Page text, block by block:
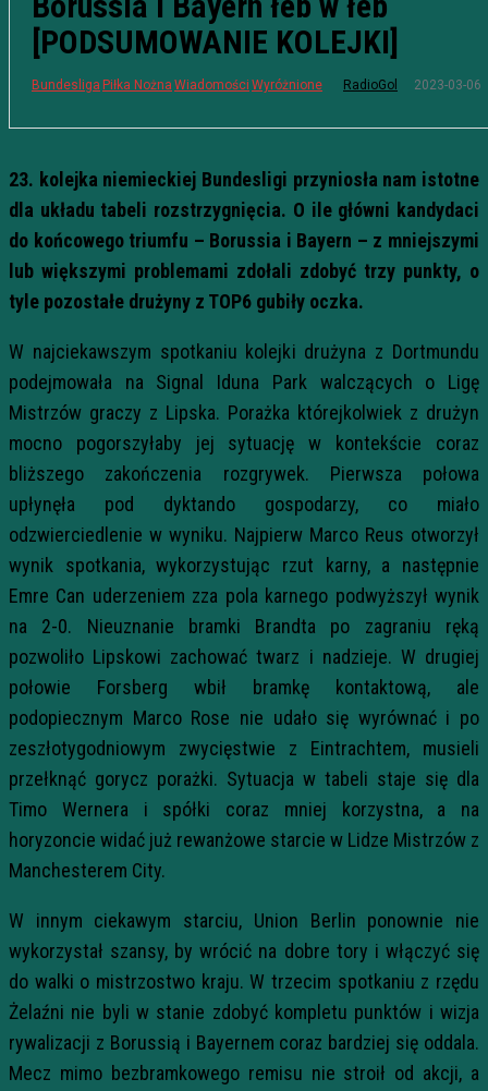
[PODSUMOWANIE KOLEJKI]
Bundesliga Piłka Nożna Wiadomości Wyróżnione RadioGol 2023-03-06
23. kolejka niemieckiej Bundesligi przyniosła nam istotne
dla układu tabeli rozstrzygnięcia. O ile główni kandydaci
do końcowego triumfu – Borussia i Bayern – z mniejszymi
lub większymi problemami zdołali zdobyć trzy punkty, o
tyle pozostałe drużyny z TOP6 gubiły oczka.
W najciekawszym spotkaniu kolejki drużyna z Dortmundu
podejmowała na Signal Iduna Park walczących o Ligę
Mistrzów graczy z Lipska. Porażka którejkolwiek z drużyn
mocno pogorszyłaby jej sytuację w kontekście coraz
bliższego zakończenia rozgrywek. Pierwsza połowa
upłynęła pod dyktando gospodarzy, co miało
odzwierciedlenie w wyniku. Najpierw Marco Reus otworzył
wynik spotkania, wykorzystując rzut karny, a następnie
Emre Can uderzeniem zza pola karnego podwyższył wynik
na 2-0. Nieuznanie bramki Brandta po zagraniu ręką
pozwoliło Lipskowi zachować twarz i nadzieje. W drugiej
połowie Forsberg wbił bramkę kontaktową, ale
podopiecznym Marco Rose nie udało się wyrównać i po
zeszłotygodniowym zwycięstwie z Eintrachtem, musieli
przełknąć gorycz porażki. Sytuacja w tabeli staje się dla
Timo Wernera i spółki coraz mniej korzystna, a na
horyzoncie widać już rewanżowe starcie w Lidze Mistrzów z
Manchesterem City.
W innym ciekawym starciu, Union Berlin ponownie nie
wykorzystał szansy, by wrócić na dobre tory i włączyć się
do walki o mistrzostwo kraju. W trzecim spotkaniu z rzędu
Żelaźni nie byli w stanie zdobyć kompletu punktów i wizja
rywalizacji z Borussią i Bayernem coraz bardziej się oddala.
Mecz mimo bezbramkowego remisu nie stroił od akcji, a